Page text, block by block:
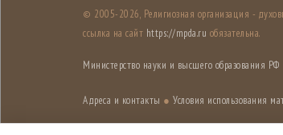
© 2005-2026, Религиозная организация -
ссылка на сайт https://mpda.ru обязательна.
Министерство науки и высшего образования РФ
Адреса и контакты ● Условия использования